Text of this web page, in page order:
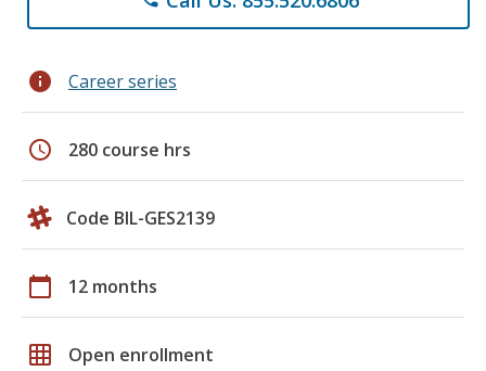
info Career series
schedule 280 course hrs
Code BIL-GES2139
calendar_today 12 months
grid_on Open enrollment